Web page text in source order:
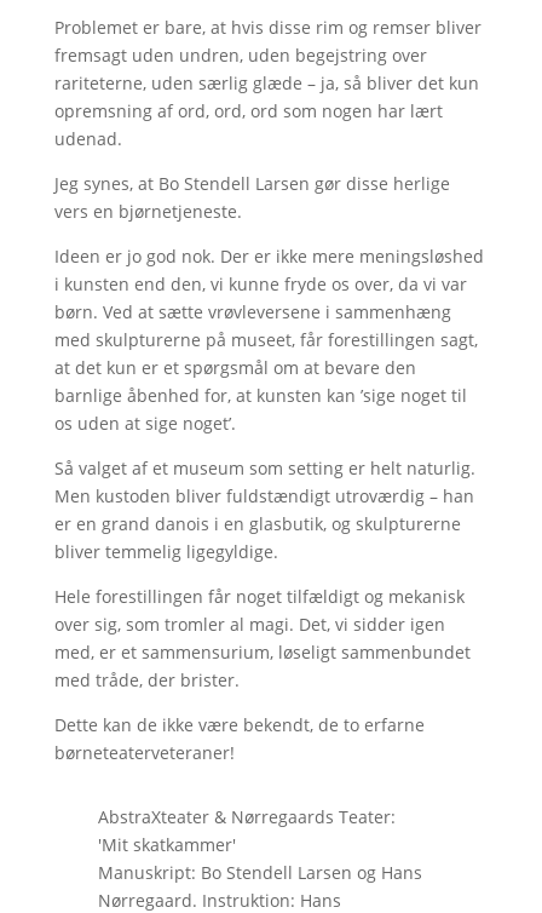
Problemet er bare, at hvis disse rim og remser bliver
fremsagt uden undren, uden begejstring over
rariteterne, uden særlig glæde – ja, så bliver det kun
opremsning af ord, ord, ord som nogen har lært
udenad.
Jeg synes, at Bo Stendell Larsen gør disse herlige
vers en bjørnetjeneste.
Ideen er jo god nok. Der er ikke mere meningsløshed
i kunsten end den, vi kunne fryde os over, da vi var
børn. Ved at sætte vrøvleversene i sammenhæng
med skulpturerne på museet, får forestillingen sagt,
at det kun er et spørgsmål om at bevare den
barnlige åbenhed for, at kunsten kan ’sige noget til
os uden at sige noget’.
Så valget af et museum som setting er helt naturlig.
Men kustoden bliver fuldstændigt utroværdig – han
er en grand danois i en glasbutik, og skulpturerne
bliver temmelig ligegyldige.
Hele forestillingen får noget tilfældigt og mekanisk
over sig, som tromler al magi. Det, vi sidder igen
med, er et sammensurium, løseligt sammenbundet
med tråde, der brister.
Dette kan de ikke være bekendt, de to erfarne
børneteaterveteraner!
AbstraXteater & Nørregaards Teater:
'Mit skatkammer'
Manuskript: Bo Stendell Larsen og Hans
Nørregaard. Instruktion: Hans